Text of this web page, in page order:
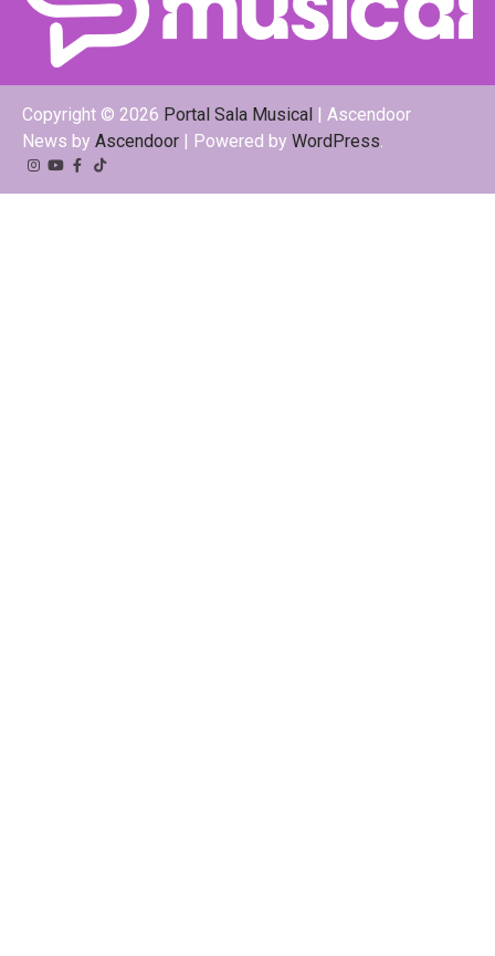
Copyright © 2026 Portal Sala Musical
| Ascendoor
News by Ascendoor | Powered by WordPress.
Instagram
YouTube
Facebook
Tiktok